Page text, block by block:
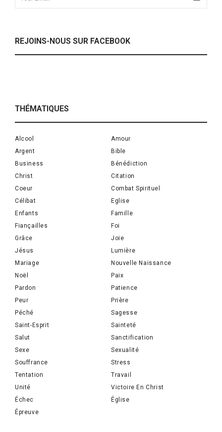
REJOINS-NOUS SUR FACEBOOK
THÉMATIQUES
Alcool
Amour
Argent
Bible
Business
Bénédiction
Christ
Citation
Coeur
Combat Spirituel
Célibat
Eglise
Enfants
Famille
Fiançailles
Foi
Grâce
Joie
Jésus
Lumière
Mariage
Nouvelle Naissance
Noël
Paix
Pardon
Patience
Peur
Prière
Péché
Sagesse
Saint-Esprit
Sainteté
Salut
Sanctification
Sexe
Sexualité
Souffrance
Stress
Tentation
Travail
Unité
Victoire En Christ
Échec
Église
Épreuve